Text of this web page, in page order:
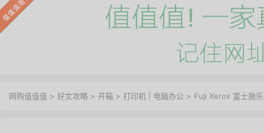
网购值值值 > 好文攻略 > 开箱 > 打印机 电脑办公 > Fuji Xerox 富士施